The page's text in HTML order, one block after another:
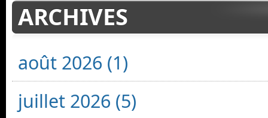
ARCHIVES
août 2026 (1)
juillet 2026 (5)